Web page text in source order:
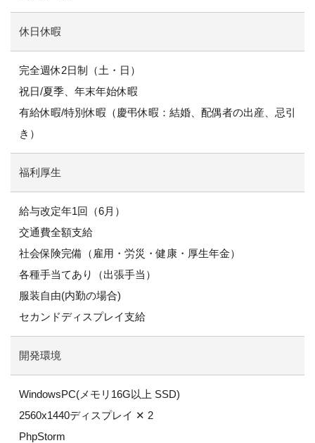
休日休暇
完全週休2日制（土・日）
祝日/夏季、年末年始休暇
有給休暇/特別休暇（慶弔休暇：結婚、配偶者の出産、忌引
き）
福利厚生
給与改定年1回（6月）
交通費全額支給
社会保険完備（雇用・労災・健康・厚生年金）
各種手当てあり（出張手当 ）
服装自由(内勤の場合)
セカンドディスプレイ支給
開発環境
WindowsPC(メモリ16G以上 SSD)
2560x1440ディスプレイ ✕ 2
PhpStorm